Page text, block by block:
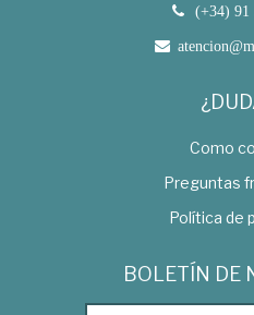
(+34) 91
Como
Preguntas
Política de
BOLETÍN DE